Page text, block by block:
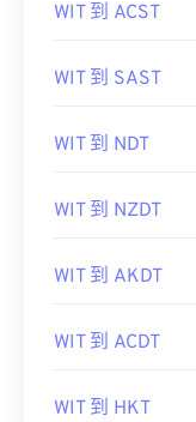
WIT 到 ACST
WIT 到 SAST
WIT 到 NDT
WIT 到 NZDT
WIT 到 AKDT
WIT 到 ACDT
WIT 到 HKT